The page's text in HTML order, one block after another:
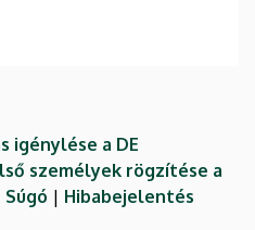
igénylése a DE
személyek rögzítése a
Súgó | Hibabejelentés